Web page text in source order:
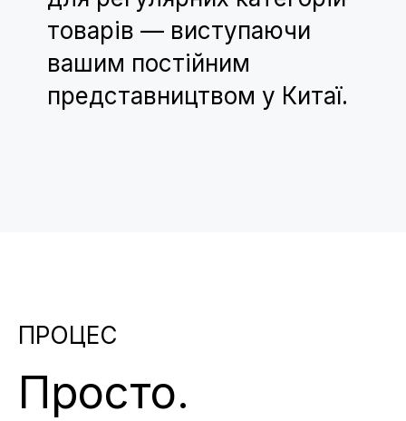
товарів — виступаючи
вашим постійним
представництвом у Китаї.
ПРОЦЕС
Просто.